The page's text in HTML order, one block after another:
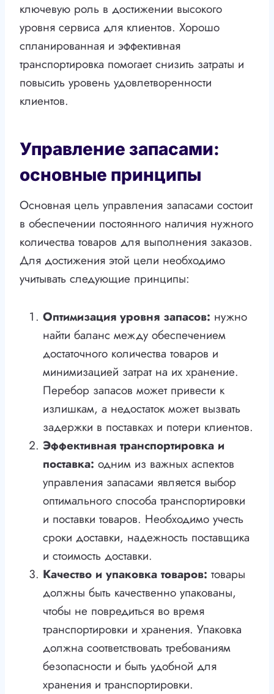
ключевую роль в достижении высокого
уровня сервиса для клиентов. Хорошо
спланированная и эффективная
транспортировка помогает снизить затраты и
повысить уровень удовлетворенности
клиентов.
Управление запасами:
основные принципы
Основная цель управления запасами состоит
в обеспечении постоянного наличия нужного
количества товаров для выполнения заказов.
Для достижения этой цели необходимо
учитывать следующие принципы:
Оптимизация уровня запасов: нужно
найти баланс между обеспечением
достаточного количества товаров и
минимизацией затрат на их хранение.
Перебор запасов может привести к
излишкам, а недостаток может вызвать
задержки в поставках и потери клиентов.
Эффективная транспортировка и
поставка: одним из важных аспектов
управления запасами является выбор
оптимального способа транспортировки
и поставки товаров. Необходимо учесть
сроки доставки, надежность поставщика
и стоимость доставки.
Качество и упаковка товаров: товары
должны быть качественно упакованы,
чтобы не повредиться во время
транспортировки и хранения. Упаковка
должна соответствовать требованиям
безопасности и быть удобной для
хранения и транспортировки.